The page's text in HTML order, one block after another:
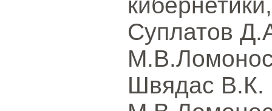
Суплатов
Швядас